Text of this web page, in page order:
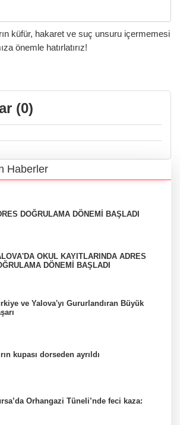
küfür, hakaret ve suç unsuru içermemesi
önemle hatırlatırız!
(0)
Haberler
DOĞRULAMA DÖNEMİ BAŞLADI
OKUL KAYITLARINDA ADRES
DÖNEMİ BAŞLADI
ve Yalova'yı Gururlandıran Büyük
kupası dorseden ayrıldı
Orhangazi Tüneli’nde feci kaza: